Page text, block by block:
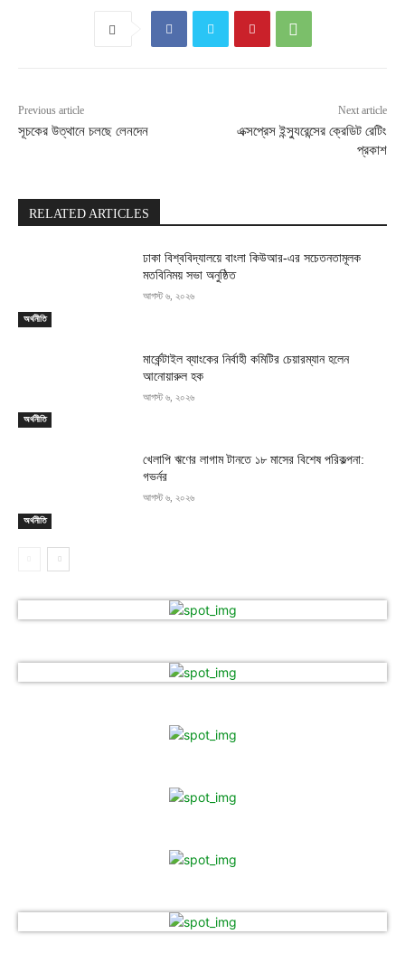
Previous article
সূচকের উত্থানে চলছে লেনদেন
Next article
এক্সপ্রেস ইন্স্যুরেন্সের ক্রেডিট রেটিং
প্রকাশ
RELATED ARTICLES
অর্থনীতি
ঢাকা বিশ্ববিদ্যালয়ে বাংলা কিউআর-এর সচেতনতামূলক
মতবিনিময় সভা অনুষ্ঠিত
আগস্ট ৬, ২০২৬
অর্থনীতি
মার্কেন্টাইল ব্যাংকের নির্বাহী কমিটির চেয়ারম্যান হলেন
আনোয়ারুল হক
আগস্ট ৬, ২০২৬
অর্থনীতি
খেলাপি ঋণের লাগাম টানতে ১৮ মাসের বিশেষ পরিকল্পনা:
গভর্নর
আগস্ট ৬, ২০২৬